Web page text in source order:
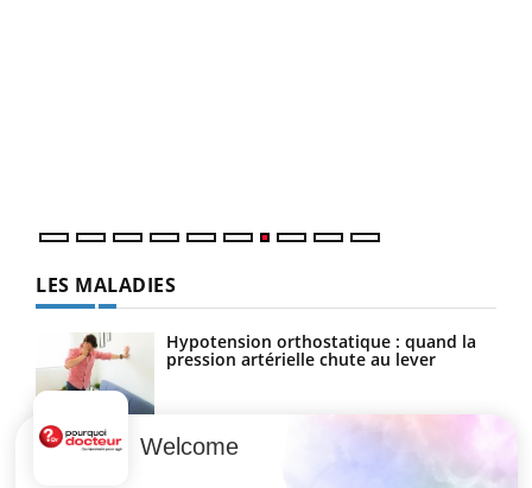
LES MALADIES
Hypotension orthostatique : quand la
pression artérielle chute au lever
Drépanocytose : une déformation des
globules rouges aux conséquences
Welcome